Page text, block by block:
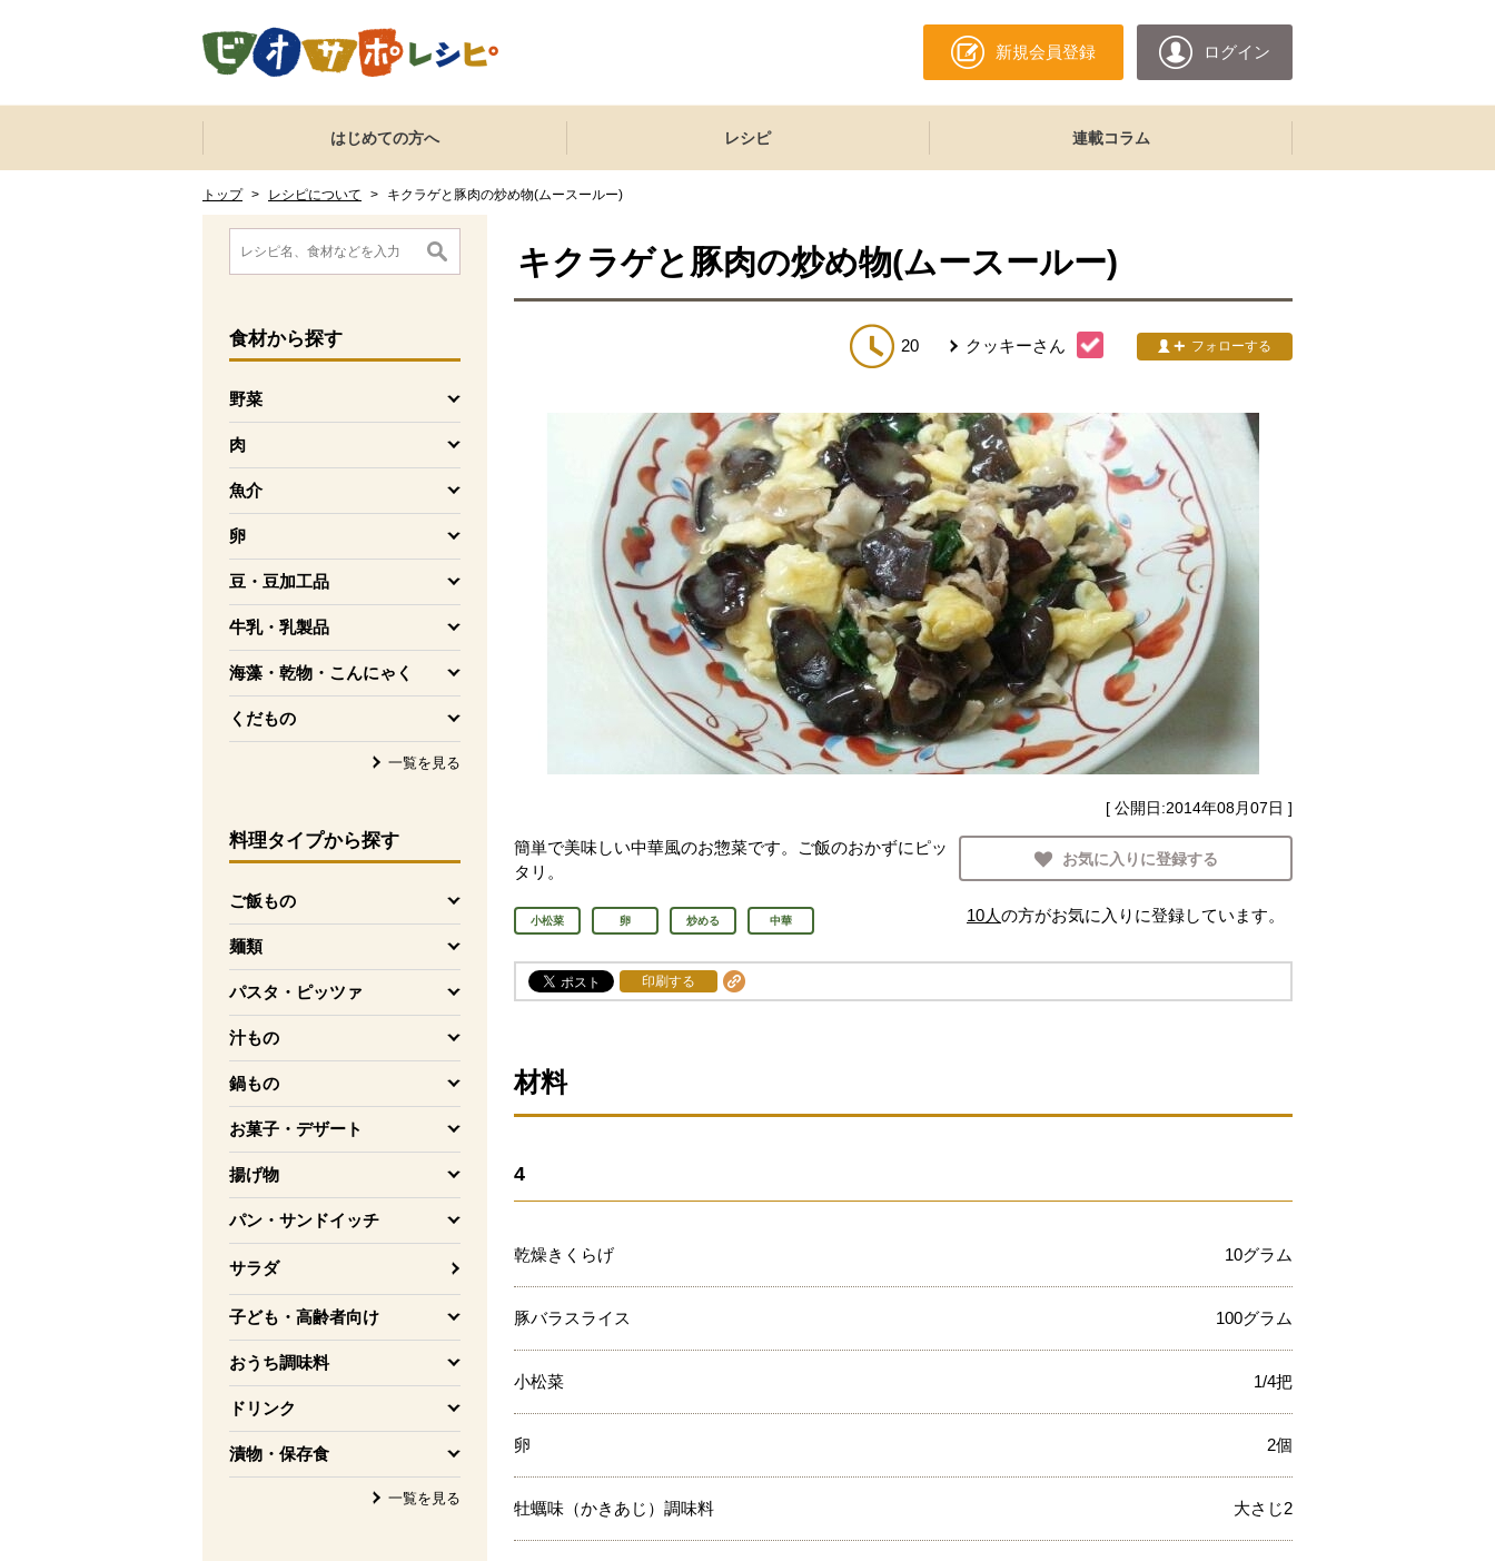
新規会員登録 ログイン
ここからサイト内共通メニューです。
サイト内共通メニューをスキップする
はじめての方へ レシピ 連載コラム
トップ > レシピについて > キクラゲと豚肉の炒め物(ムースールー)
ここから消費材検索メニューです。
食材から探す
野菜
を開く
肉
を開く
魚介
を開く
卵
を開く
豆・豆加工品
を開く
牛乳・乳製品
を開く
海藻・乾物・こんにゃく
を開く
くだもの
を開く
一覧を見る
料理タイプから探す
ご飯もの
を開く
麺類
を開く
パスタ・ピッツァ
を開く
汁もの
を開く
鍋もの
を開く
お菓子・デザート
を開く
揚げ物
を開く
パン・サンドイッチ
を開く
サラダ
子ども・高齢者向け
を開く
おうち調味料
を開く
ドリンク
を開く
漬物・保存食
を開く
一覧を見る
消費材検索メニューここまで。
ここから本文です。
キクラゲと豚肉の炒め物(ムースールー)
20 クッキーさん フォローする
[ 公開日:2014年08月07日 ]
簡単で美味しい中華風のお惣菜です。ご飯のおかずにピッ
タリ。
小松菜 卵 炒める 中華
お気に入りに登録する
10人の方がお気に入りに登録しています。
印刷する
材料
4
乾燥きくらげ 10グラム
豚バラスライス 100グラム
小松菜 1/4把
卵 2個
牡蠣味（かきあじ）調味料 大さじ2